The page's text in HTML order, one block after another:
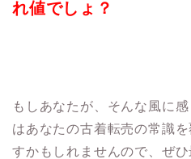
れ値でしょ？
もしあなたが、そんな風に
はあなたの古着転売の常識
すかもしれませんので、ぜ